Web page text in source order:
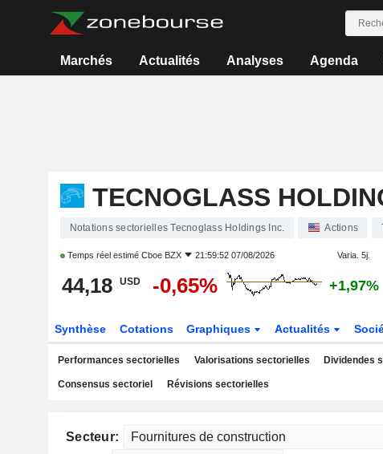
Marchés Actualités Analyses Agenda
TECNOGLASS
Notations sectorielles Tecnoglass Holdings Inc. Actions
Temps réel estimé Cboe BZX 21:59:52 07/08/2026 Varia. 5j.
44,18 USD -0,65% +1,97%
Synthèse Cotations Graphiques Actualités
Performances sectorielles Valorisations sectorielles Dividendes
Consensus sectoriel Révisions sectorielles
Secteur: